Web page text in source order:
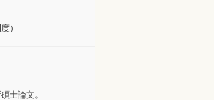
）
士論文。